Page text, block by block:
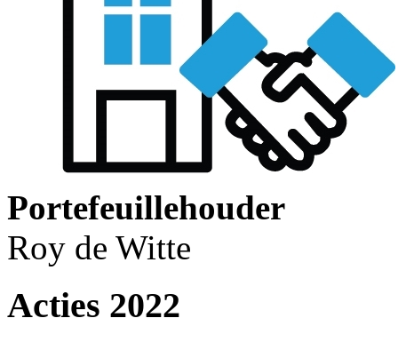
Portefeuillehouder
Roy de Witte
Acties 2022